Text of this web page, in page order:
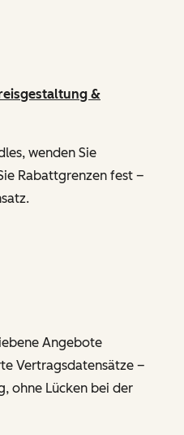
&
wenden Sie
Rabattgrenzen fest –
Angebote
Vertragsdatensätze –
ohne Lücken bei der